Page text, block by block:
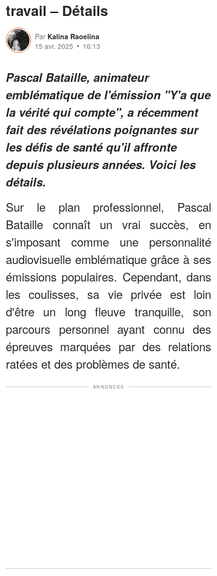
travail – Détails
Par Kalina Raoelina
15 avr. 2025
16:13
Pascal Bataille, animateur
emblématique de l'émission "Y'a que
la vérité qui compte", a récemment
fait des révélations poignantes sur
les défis de santé qu'il affronte
depuis plusieurs années. Voici les
détails.
Sur le plan professionnel, Pascal
Bataille connaît un vrai succès, en
s'imposant comme une personnalité
audiovisuelle emblématique grâce à ses
émissions populaires. Cependant, dans
les coulisses, sa vie privée est loin
d'être un long fleuve tranquille, son
parcours personnel ayant connu des
épreuves marquées par des relations
ratées et des problèmes de santé.
ANNONCES